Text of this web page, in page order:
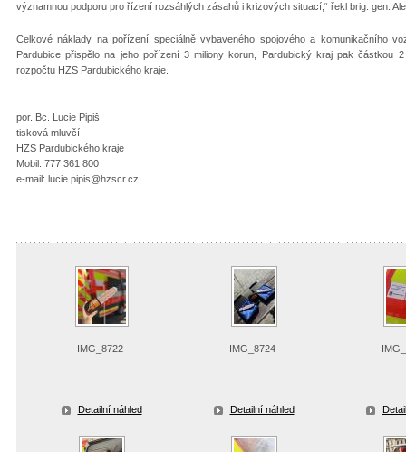
významnou podporu pro řízení rozsáhlých zásahů i krizových situací,“ řekl brig. gen.
Celkové náklady na pořízení speciálně vybaveného spojového a komunikačního
Pardubice přispělo na jeho pořízení 3 miliony korun, Pardubický kraj pak částkou
rozpočtu HZS Pardubického kraje.
por. Bc. Lucie Pipiš
tisková mluvčí
HZS Pardubického kraje
Mobil: 777 361 800
e-mail: lucie.pipis@hzscr.cz
IMG_8722
Detailní náhled
IMG_8724
Detailní náhled